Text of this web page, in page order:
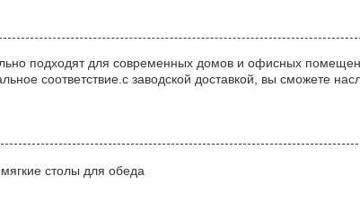
подходят для современных домов и офисных
соответствие.с заводской доставкой, вы сможете
столы для обеда